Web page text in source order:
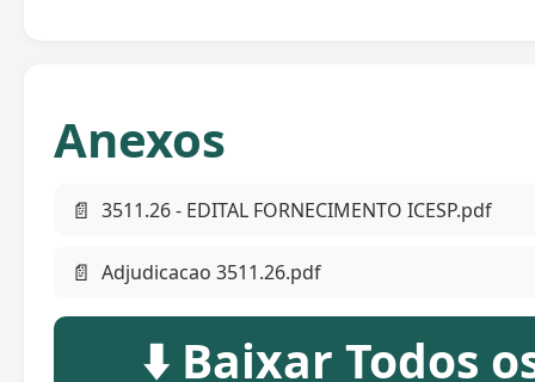
Anexos
📄 3511.26 - EDITAL FORNECIMENTO ICESP.pdf
📄 Adjudicacao 3511.26.pdf
⬇️ Baixar Todos